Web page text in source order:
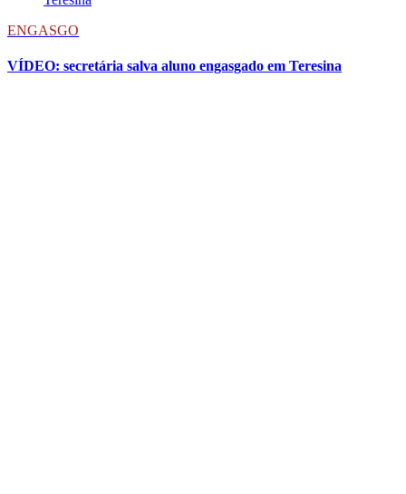
ENGASGO
VÍDEO: secretária salva aluno engasgado em Teresina